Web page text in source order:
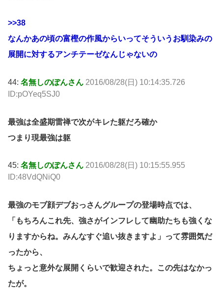
>>38
なんかあの頃の富樫の作風からいってそういうお馴染みの
展開に対するアンチテーゼなんじゃないの
44: 名無しのぽんさん 2016/08/28(日) 10:14:35.726
ID:pOYeq5SJ0
最強は全盛期雷禅で次がキレた躯だろ確か
つまり現最強は躯
45: 名無しのぽんさん 2016/08/28(日) 10:15:55.955
ID:48VdQNiQ0
最強のモブ顔デブおっさんグループの登場時点では、
「もちろんこれ先、強さがインフレして幽助たちも強くな
りますからね。みんなすぐ追い抜きますよ」って雰囲気だ
ったから、
ちょっと意外な展開くらいで歓迎された。この先はなかっ
たが。